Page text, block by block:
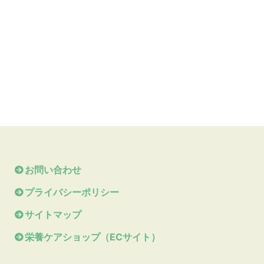
お問い合わせ
プライバシーポリシー
サイトマップ
栄養ケアショップ（ECサイト）